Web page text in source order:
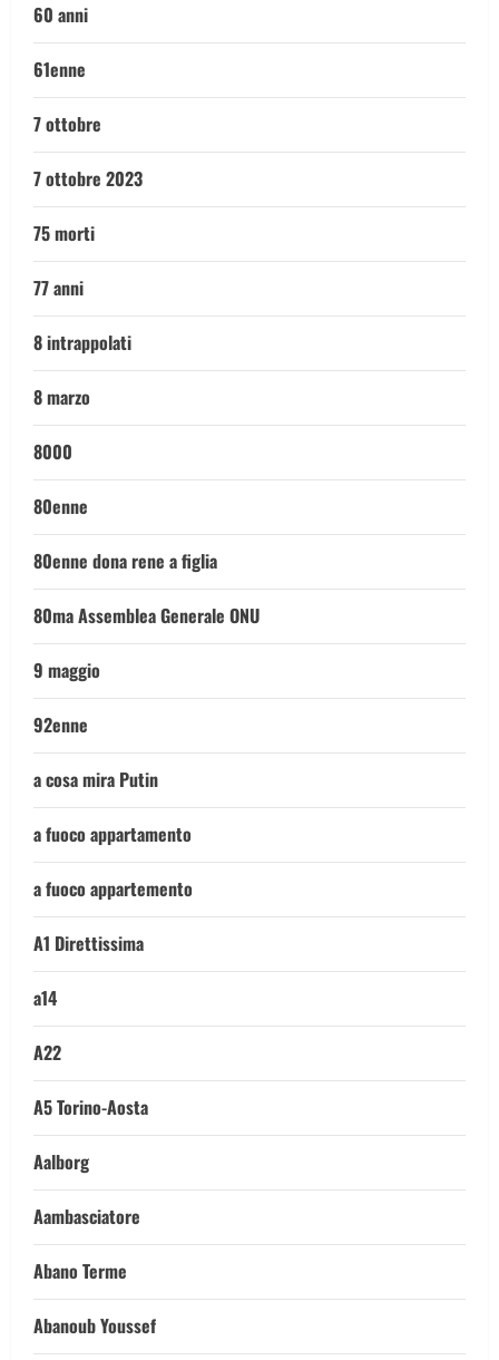
60 anni
61enne
7 ottobre
7 ottobre 2023
75 morti
77 anni
8 intrappolati
8 marzo
8000
80enne
80enne dona rene a figlia
80ma Assemblea Generale ONU
9 maggio
92enne
a cosa mira Putin
a fuoco appartamento
a fuoco appartemento
A1 Direttissima
a14
A22
A5 Torino-Aosta
Aalborg
Aambasciatore
Abano Terme
Abanoub Youssef